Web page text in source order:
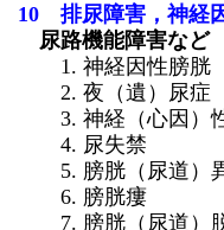
10 排尿障害，神経
尿路機能障害など
1. 神経因性膀胱
2. 夜（遺）尿症
3. 神経（心因）
4. 尿失禁
5. 膀胱（尿道）
6. 膀胱瘻
7. 膀胱（尿道）